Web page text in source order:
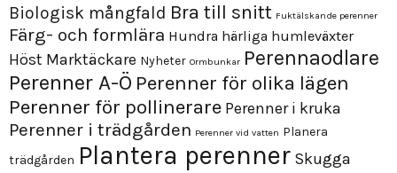
Biologisk mångfald Bra till snitt Fuktälskande perenner
Färg- och formlära Hundra härliga humleväxter
Höst Marktäckare Nyheter Ormbunkar Perennaodlare
Perenner A-Ö Perenner för olika lägen
Perenner för pollinerare Perenner i kruka
Perenner i trädgården Perenner vid vatten Planera
trädgården Plantera perenner Skugga